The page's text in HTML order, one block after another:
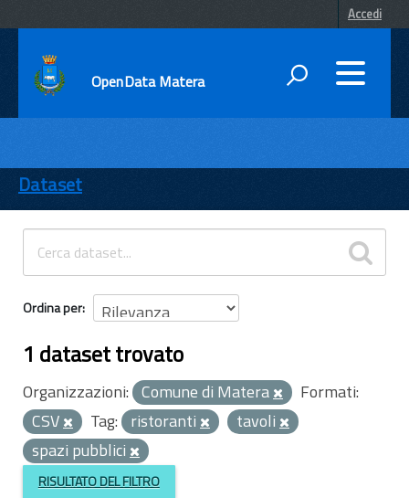
Accedi
OpenData Matera
ENTI
TEMI
INFORMAZIONI
Dataset
Ordina per
1 dataset trovato
Organizzazioni: Comune di Matera
Formati:
CSV
Tag: ristoranti
tavoli
spazi pubblici
RISULTATO DEL FILTRO